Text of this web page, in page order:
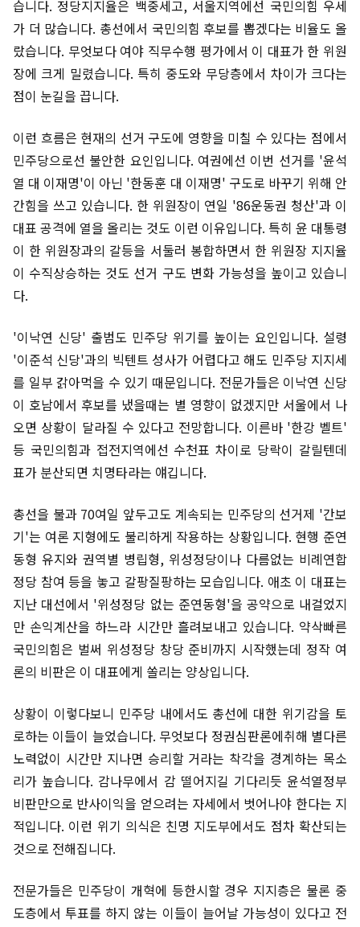
습니다. 정당지지율은 백중세고, 서울지역에선 국민의힘 우세
가 더 많습니다. 총선에서 국민의힘 후보를 뽑겠다는 비율도 올
랐습니다. 무엇보다 여야 직무수행 평가에서 이 대표가 한 위원
장에 크게 밀렸습니다. 특히 중도와 무당층에서 차이가 크다는
점이 눈길을 끕니다.
이런 흐름은 현재의 선거 구도에 영향을 미칠 수 있다는 점에서
민주당으로선 불안한 요인입니다. 여권에선 이번 선거를 '윤석
열 대 이재명'이 아닌 '한동훈 대 이재명' 구도로 바꾸기 위해 안
간힘을 쓰고 있습니다. 한 위원장이 연일 '86운동권 청산'과 이
대표 공격에 열을 올리는 것도 이런 이유입니다. 특히 윤 대통령
이 한 위원장과의 갈등을 서둘러 봉합하면서 한 위원장 지지율
이 수직상승하는 것도 선거 구도 변화 가능성을 높이고 있습니
다.
'이낙연 신당' 출범도 민주당 위기를 높이는 요인입니다. 설령
'이준석 신당'과의 빅텐트 성사가 어렵다고 해도 민주당 지지세
를 일부 갉아먹을 수 있기 때문입니다. 전문가들은 이낙연 신당
이 호남에서 후보를 냈을때는 별 영향이 없겠지만 서울에서 나
오면 상황이 달라질 수 있다고 전망합니다. 이른바 '한강 벨트'
등 국민의힘과 접전지역에선 수천표 차이로 당락이 갈릴텐데
표가 분산되면 치명타라는 얘깁니다.
총선을 불과 70여일 앞두고도 계속되는 민주당의 선거제 '간보
기'는 여론 지형에도 불리하게 작용하는 상황입니다. 현행 준연
동형 유지와 권역별 병립형, 위성정당이나 다름없는 비례연합
정당 참여 등을 놓고 갈팡질팡하는 모습입니다. 애초 이 대표는
지난 대선에서 '위성정당 없는 준연동형'을 공약으로 내걸었지
만 손익계산을 하느라 시간만 흘려보내고 있습니다. 약삭빠른
국민의힘은 벌써 위성정당 창당 준비까지 시작했는데 정작 여
론의 비판은 이 대표에게 쏠리는 양상입니다.
상황이 이렇다보니 민주당 내에서도 총선에 대한 위기감을 토
로하는 이들이 늘었습니다. 무엇보다 정권심판론에취해 별다른
노력없이 시간만 지나면 승리할 거라는 착각을 경계하는 목소
리가 높습니다. 감나무에서 감 떨어지길 기다리듯 윤석열정부
비판만으로 반사이익을 얻으려는 자세에서 벗어나야 한다는 지
적입니다. 이런 위기 의식은 친명 지도부에서도 점차 확산되는
것으로 전해집니다.
전문가들은 민주당이 개혁에 등한시할 경우 지지층은 물론 중
도층에서 투표를 하지 않는 이들이 늘어날 가능성이 있다고 전